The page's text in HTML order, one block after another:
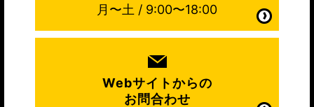
月〜土 / 9:00〜18:00
Webサイトからの
お問合わせ